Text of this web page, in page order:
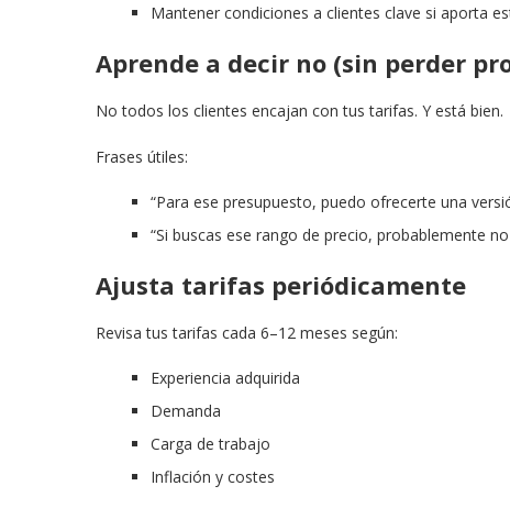
Mantener condiciones a clientes clave si aporta
Aprende a decir no (sin perder
No todos los clientes encajan con tus tarifas. Y está bien.
Frases útiles:
“Para ese presupuesto, puedo ofrecerte una
“Si buscas ese rango de precio, probablemente
Ajusta tarifas periódicamente
Revisa tus tarifas cada 6–12 meses según:
Experiencia adquirida
Demanda
Carga de trabajo
Inflación y costes